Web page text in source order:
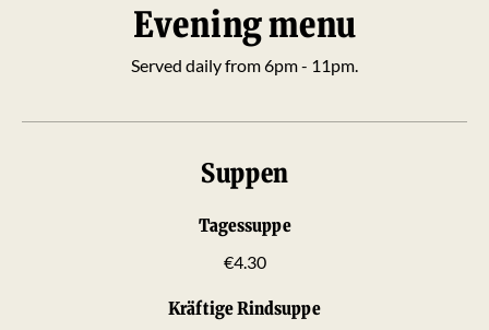
Evening menu
Served daily from 6pm - 11pm.
Suppen
Tagessuppe
€4.30
Kräftige Rindsuppe